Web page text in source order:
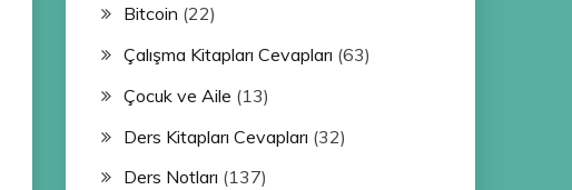
Bitcoin (22)
Çalışma Kitapları Cevapları (63)
Çocuk ve Aile (13)
Ders Kitapları Cevapları (32)
Ders Notları (137)